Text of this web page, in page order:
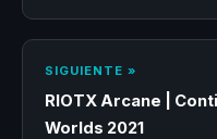
SIGUIENTE »
RIOTX Arcane |
Worlds 2021